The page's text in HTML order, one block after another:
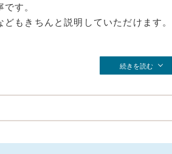
す。
もきちんと説明していただけます。
続きを読む